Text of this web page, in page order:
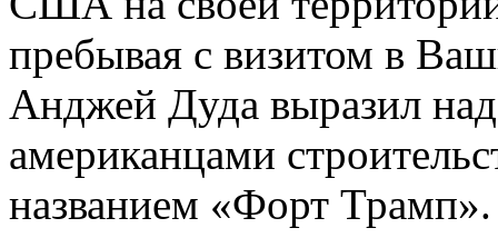
пребывая с визитом в
Анджей Дуда выразил
американцами
названием «Форт Трамп».